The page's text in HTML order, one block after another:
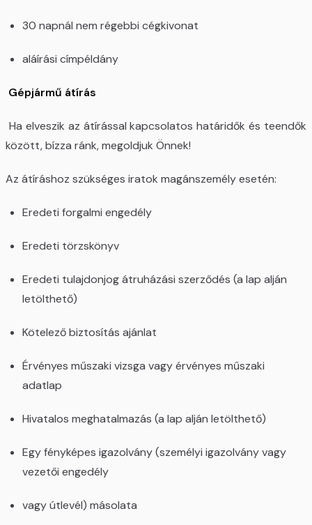
30 napnál nem régebbi cégkivonat
aláírási címpéldány
Gépjármű átírás
Ha elveszik az átírással kapcsolatos határidők és teendők
között, bízza ránk, megoldjuk Önnek!
Az átíráshoz szükséges iratok magánszemély esetén:
Eredeti forgalmi engedély
Eredeti törzskönyv
Eredeti tulajdonjog átruházási szerződés (a lap alján
letölthető)
Kötelező biztosítás ajánlat
Érvényes műszaki vizsga vagy érvényes műszaki
adatlap
Hivatalos meghatalmazás (a lap alján letölthető)
Egy fényképes igazolvány (személyi igazolvány vagy
vezetői engedély
vagy útlevél) másolata